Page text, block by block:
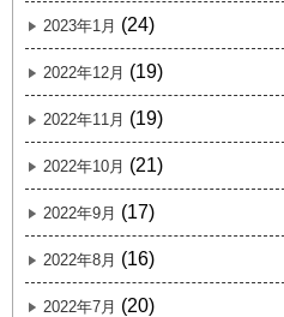
2023年1月 (24)
2022年12月 (19)
2022年11月 (19)
2022年10月 (21)
2022年9月 (17)
2022年8月 (16)
2022年7月 (20)